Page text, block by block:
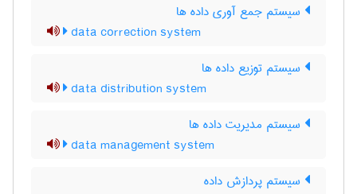
سیستم جمع آوری داده ها
data correction system
سیستم توزیع داده ها
data distribution system
سیستم مدیریت داده ها
data management system
سیستم پردازش داده